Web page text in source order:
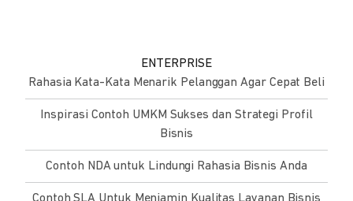
ENTERPRISE
Rahasia Kata-Kata Menarik Pelanggan Agar Cepat Beli
Inspirasi Contoh UMKM Sukses dan Strategi Profil
Bisnis
Contoh NDA untuk Lindungi Rahasia Bisnis Anda
Contoh SLA Untuk Menjamin Kualitas Layanan Bisnis